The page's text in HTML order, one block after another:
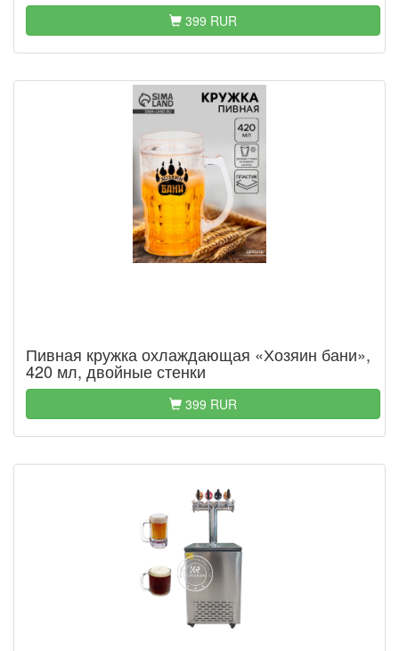
399 RUR
Пивная кружка охлаждающая «Хозяин бани»,
420 мл, двойные стенки
399 RUR